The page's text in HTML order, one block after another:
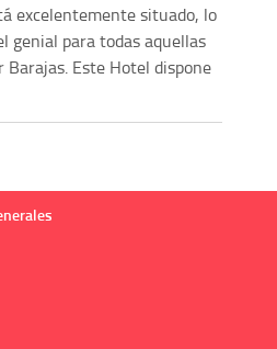
excelentemente situado, lo
genial para todas aquellas
Este Hotel dispone